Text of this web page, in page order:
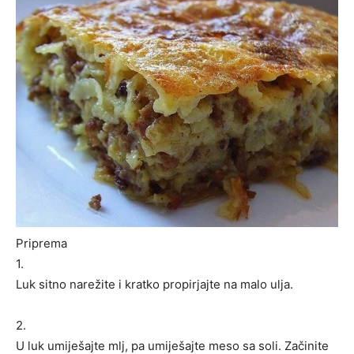
Priprema
1.
Luk sitno narežite i kratko propirjajte na malo ulja.
2.
U luk umiješajte mlj, pa umiješajte meso sa soli. Začinite